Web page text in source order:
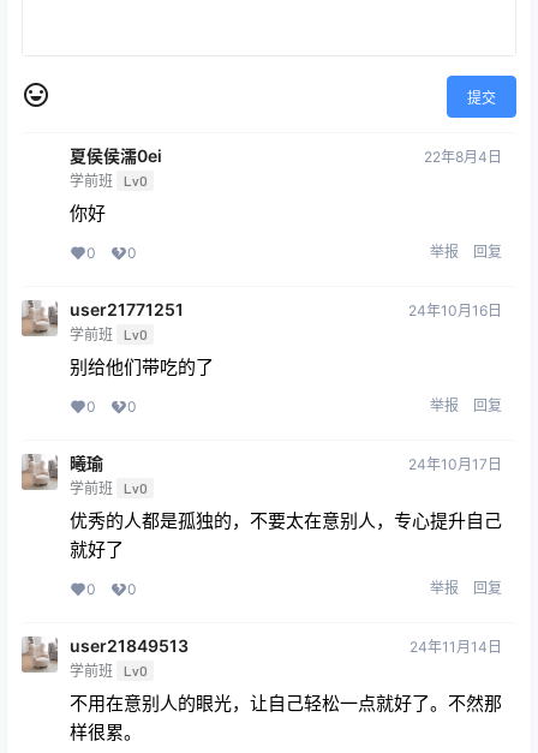
提交
夏侯侯濡0ei
学前班 Lv0
22年8月4日
你好
0 0 举报 回复
user21771251
学前班 Lv0
24年10月16日
别给他们带吃的了
0 0 举报 回复
曦瑜
学前班 Lv0
24年10月17日
优秀的人都是孤独的，不要太在意别人，专心提升自己
就好了
0 0 举报 回复
user21849513
学前班 Lv0
24年11月14日
不用在意别人的眼光，让自己轻松一点就好了。不然那
样很累。